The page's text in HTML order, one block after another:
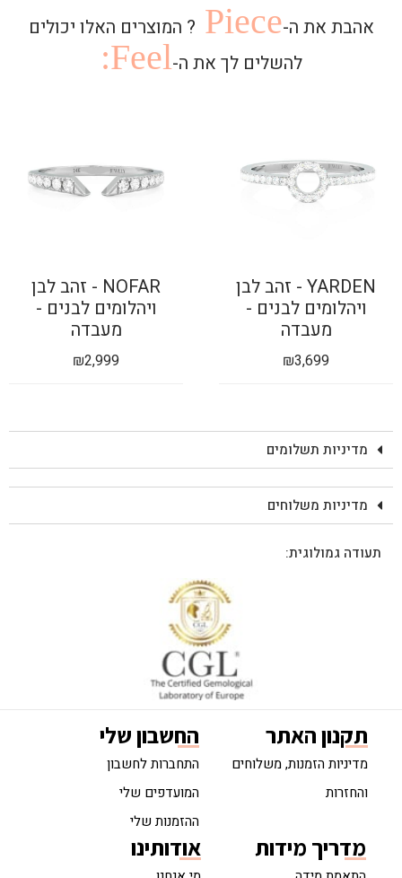
אהבת את ה-Piece ? המוצרים האלו יכולים
להשלים לך את ה-Feel:
YARDEN - זהב לבן
ויהלומים לבנים -
מעבדה
₪3,699
NOFAR - זהב לבן
ויהלומים לבנים -
מעבדה
₪2,999
מדיניות תשלומים
מדיניות משלוחים
תעודה גמולוגית:
תקנון האתר
מדיניות הזמנות, משלוחים
והחזרות
החשבון שלי
התחברות לחשבון
המועדפים שלי
ההזמנות שלי
מדריך מידות אודותינו